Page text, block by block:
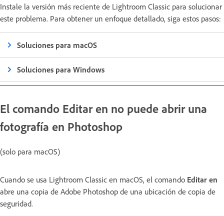
Instale la versión más reciente de Lightroom Classic para solucionar
este problema. Para obtener un enfoque detallado, siga estos pasos:
Soluciones para macOS
Soluciones para Windows
El comando Editar en no puede abrir una
fotografía en Photoshop
(solo para macOS)
Cuando se usa Lightroom Classic en macOS, el comando Editar en
abre una copia de Adobe Photoshop de una ubicación de copia de
seguridad.